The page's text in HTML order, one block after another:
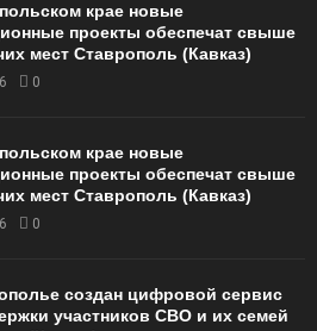
крае новые
проекты обеспечат свыше
мест Ставрополь (Кавказ)
0
крае новые
проекты обеспечат свыше
мест Ставрополь (Кавказ)
0
создан цифровой сервис
участников СВО и их семей